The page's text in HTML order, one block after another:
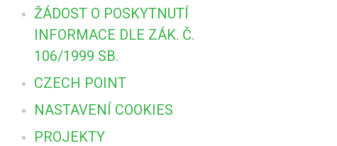
ŽÁDOST O POSKYTNUTÍ
INFORMACE DLE ZÁK. Č.
106/1999 SB.
CZECH POINT
NASTAVENÍ COOKIES
PROJEKTY